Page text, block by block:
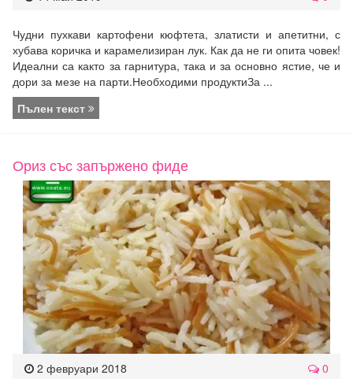
Чудни пухкави картофени кюфтета, златисти и апетитни, с
хубава коричка и карамелизиран лук. Как да не ги опита човек!
Идеални са както за гарнитура, така и за основно ястие, че и
дори за мезе на парти.Необходими продуктиЗа ...
Пълен текст
Ориз със запържено фиде
2 февруари 2018 0